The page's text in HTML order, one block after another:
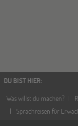
DU BIST HIER:
Was willst du machen?
Sprachreisen für